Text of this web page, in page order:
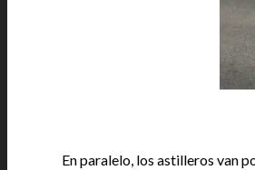
En paralelo, los astilleros van